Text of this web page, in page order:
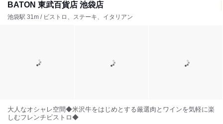
BATON 東武百貨店 池袋店
池袋駅 31m / ビストロ、ステーキ、イタリアン
大人なオシャレ空間◆米沢牛をはじめとする厳選肉とワインを気軽に楽
しむフレンチビストロ◆